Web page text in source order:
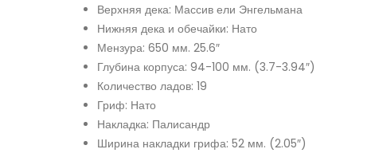
Верхняя дека: Массив ели Энгельмана
Нижняя дека и обечайки: Нато
Мензура: 650 мм. 25.6″
Глубина корпуса: 94-100 мм. (3.7-3.94″)
Количество ладов: 19
Гриф: Нато
Накладка: Палисандр
Ширина накладки грифа: 52 мм. (2.05″)